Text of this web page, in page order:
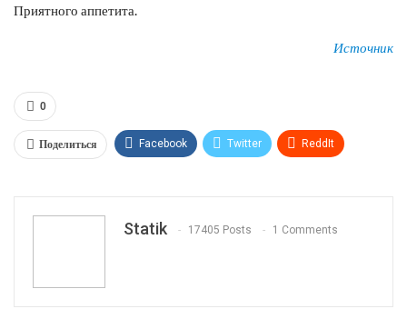
Приятного аппетита.
Источник
0
Поделиться Facebook Twitter ReddIt
Statik 17405 Posts 1 Comments